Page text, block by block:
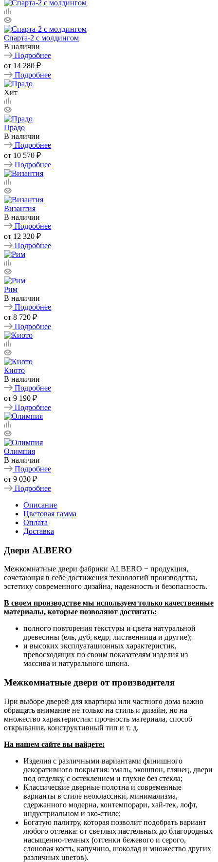
Спарта-2 с молдингом
В наличии
Подробнее
от 14 280 ₽
Подробнее
Хит
Прадо
В наличии
Подробнее
от 10 570 ₽
Подробнее
Византия
В наличии
Подробнее
от 12 320 ₽
Подробнее
Рим
В наличии
Подробнее
от 8 720 ₽
Подробнее
Киото
В наличии
Подробнее
от 9 190 ₽
Подробнее
Олимпия
В наличии
Подробнее
от 9 030 ₽
Подробнее
Описание
Цветовая гамма
Оплата
Доставка
Двери ALBERO
Межкомнатные двери фабрики ALBERO − продукция,
сочетающая в себе достижения технологий производства,
эстетику современного дизайна, надежность и безопасность.
В своем производстве мы используем только качественные
материалы, которые позволяют достигать:
полного повторения текстуры и цвета натуральной
древесины (ель, дуб, кедр, лиственница и другие);
и высоких эксплуатационных характеристик,
превосходящих по своим показателям изделия из
массива и натурального шпона.
Межкомнатные двери от производителя
При выборе дверей для квартиры или частного дома важно
обращать внимание не только на стиль и дизайн, но на
множество характеристик: прочность материала, способ
открывания, конструктивный тип и т. д.
На нашем сайте вы найдете:
Изделия с различными вариантами финишного
декоративного покрытия: эмаль, экошпон, глянец, двери
под отделку, с остеклением и глухие без стекла;
Классические дверные полотна и современные
варианты в стиле неоклассики, минимализма,
сдержанного модерна, контемпорари, хай-тек, лофт,
индустриальном и эко-стиле;
Богатую палитру, которая позволит подобрать вариант
любого оттенка: от светлых пастельных до благородных
насыщенно-темных (оттенки бежевого и серого,
слоновая кость, капучино, шоколад и множество других
различных цветов).